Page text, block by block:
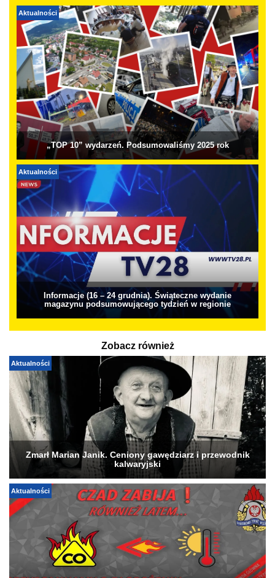
Aktualności
„TOP 10” wydarzeń. Podsumowaliśmy 2025 rok
Aktualności
Informacje (16 – 24 grudnia). Świąteczne wydanie
magazynu podsumowującego tydzień w regionie
Zobacz również
Aktualności
Zmarł Marian Janik. Ceniony gawędziarz i przewodnik
kalwaryjski
Aktualności